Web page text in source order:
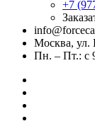
+7
Москва, ул.
Пн. – Пт.: с